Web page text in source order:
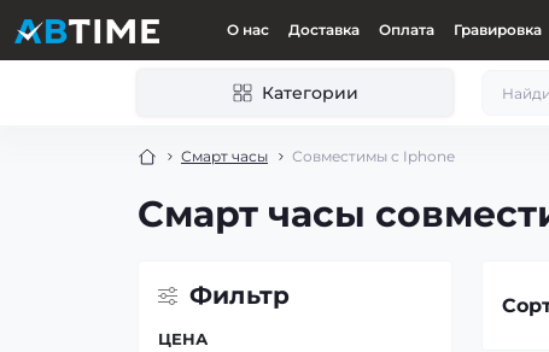
О нас Доставка Оплата Гравировка
Категории
Смарт часы Совместимы с Iphone
Смарт часы
Фильтр
ЦЕНА